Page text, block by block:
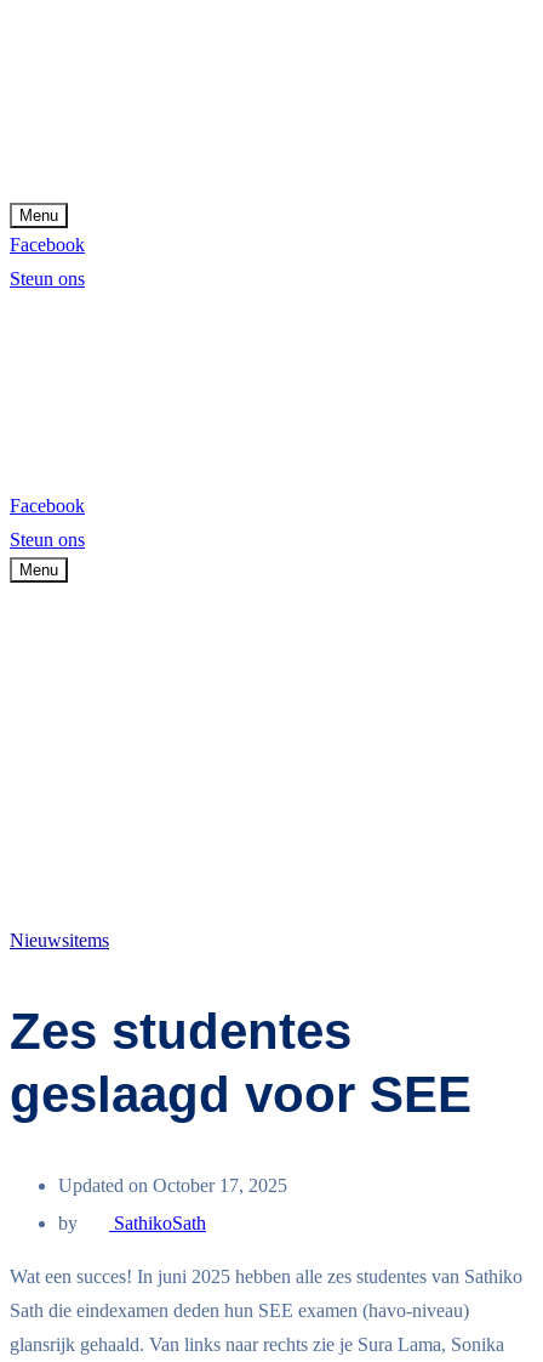
Menu
Facebook
Steun ons
Facebook
Steun ons
Menu
Nieuwsitems
Zes studentes
geslaagd voor SEE
Updated on October 17, 2025
by
SathikoSath
Wat een succes! In juni 2025 hebben alle zes studentes van Sathiko
Sath die eindexamen deden hun SEE examen (havo-niveau)
glansrijk gehaald. Van links naar rechts zie je Sura Lama, Sonika